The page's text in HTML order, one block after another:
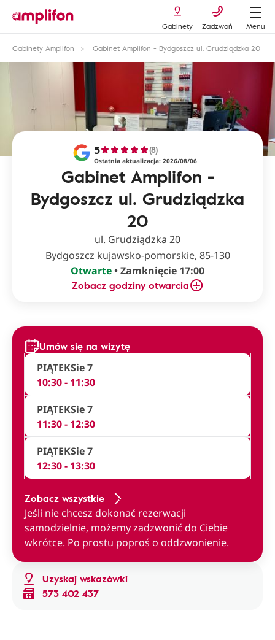
Gabinety Zadzwoń
Menu
Gabinety Amplifon
Gabinet Amplifon - Bydgoszcz ul. Grudziądzka 20
Gabinet Amplifon -
Bydgoszcz ul. Grudziądzka
20
5 (8)
Ostatnia aktualizacja: 2026/08/06
ul. Grudziądzka 20
Bydgoszcz kujawsko-pomorskie, 85-130
Otwarte• Zamknięcie 17:00
Zobacz godziny otwarcia
Uzyskaj wskazówki
573 402 437
Umów się na wizytę
PIĄTEKSie 7
10:30 - 11:30
PIĄTEKSie 7
11:30 - 12:30
PIĄTEKSie 7
12:30 - 13:30
Zobacz wszystkie
Jeśli nie chcesz dokonać rezerwacji
samodzielnie, możemy zadzwonić do Ciebie
wkrótce. Po prostu poproś o oddzwonienie.